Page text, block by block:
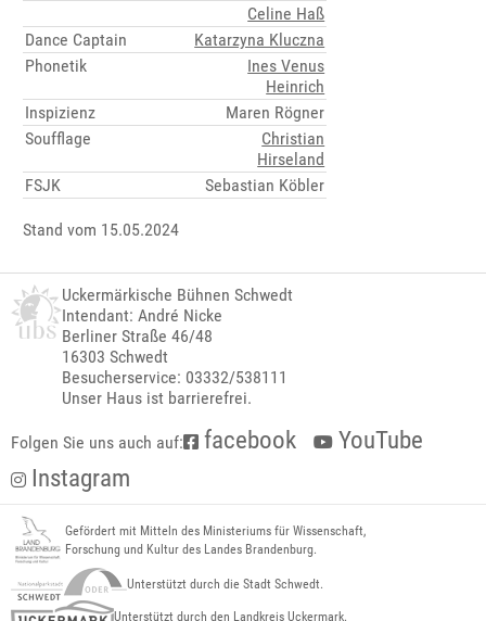
Celine Haß
Dance Captain
Katarzyna Kluczna
Phonetik
Ines Venus
Heinrich
Inspizienz
Maren Rögner
Soufflage
Christian
Hirseland
FSJK
Sebastian Köbler
Stand vom 15.05.2024
Uckermärkische Bühnen Schwedt
Intendant: André Nicke
Berliner Straße 46/48
16303 Schwedt
Besucherservice: 03332/538111
Unser Haus ist barrierefrei.
Folgen Sie uns auch auf: facebook
YouTube
Instagram
Gefördert mit Mitteln des Ministeriums für Wissenschaft,
Forschung und Kultur des Landes Brandenburg.
Unterstützt durch die Stadt Schwedt.
Unterstützt durch den Landkreis Uckermark.